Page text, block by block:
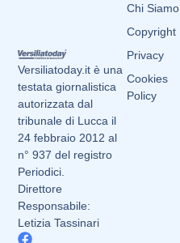
Versiliatoday.it è una
testata giornalistica
autorizzata dal
tribunale di Lucca il
24 febbraio 2012 al
n° 937 del registro
Periodici.
Direttore
Responsabile:
Letizia Tassinari
Chi Siamo
Copyright
Privacy
Cookies
Policy